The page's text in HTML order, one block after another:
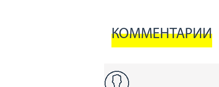
КОММЕНТАРИИ